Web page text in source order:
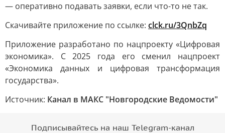
— оперативно подавать заявки, если что-то не так.
Скачивайте приложение по ссылке: clck.ru/3QnbZq
Приложение разработано по нацпроекту «Цифровая
экономика». С 2025 года его сменил нацпроект
«Экономика данных и цифровая трансформация
государства».
Источник: Канал в МАКС "Новгородские Ведомости"
Подписывайтесь на наш Telegram-канал